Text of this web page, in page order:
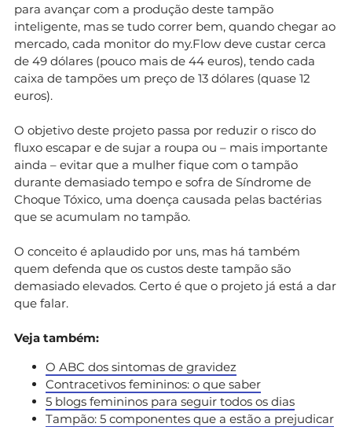
para avançar com a produção deste tampão
inteligente, mas se tudo correr bem, quando chegar ao
mercado, cada monitor do my.Flow deve custar cerca
de 49 dólares (pouco mais de 44 euros), tendo cada
caixa de tampões um preço de 13 dólares (quase 12
euros).
O objetivo deste projeto passa por reduzir o risco do
fluxo escapar e de sujar a roupa ou – mais importante
ainda – evitar que a mulher fique com o tampão
durante demasiado tempo e sofra de Síndrome de
Choque Tóxico, uma doença causada pelas bactérias
que se acumulam no tampão.
O conceito é aplaudido por uns, mas há também
quem defenda que os custos deste tampão são
demasiado elevados. Certo é que o projeto já está a dar
que falar.
Veja também:
O ABC dos sintomas de gravidez
Contracetivos femininos: o que saber
5 blogs femininos para seguir todos os dias
Tampão: 5 componentes que a estão a prejudicar